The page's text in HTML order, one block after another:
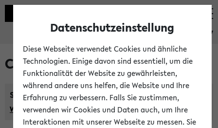
eKVV
Courses taught in English
Semester:
WiSe 2026/2027 SoSe 2026 Previous...
Datenschutzeinstellung
Diese Webseite verwendet Cookies und ähnliche
Technologien. Einige davon sind essentiell, um die
Funktionalität der Website zu gewährleisten,
während andere uns helfen, die Website und Ihre
Erfahrung zu verbessern. Falls Sie zustimmen,
verwenden wir Cookies und Daten auch, um Ihre
Interaktionen mit unserer Webseite zu messen. Sie